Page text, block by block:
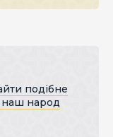
подібне
наш народ